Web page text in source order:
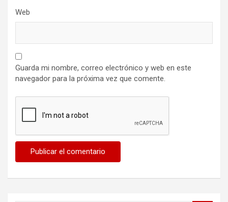
Web
Guarda mi nombre, correo electrónico y web en este
navegador para la próxima vez que comente.